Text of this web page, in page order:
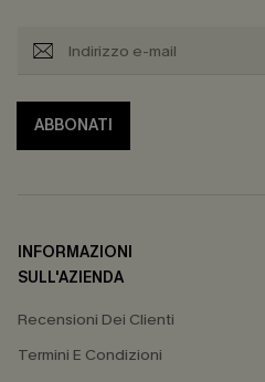
ABBONATI
INFORMAZIONI
SULL'AZIENDA
Recensioni Dei Clienti
Termini E Condizioni